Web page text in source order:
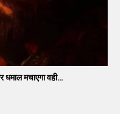
धमाल मचाएगा वही…